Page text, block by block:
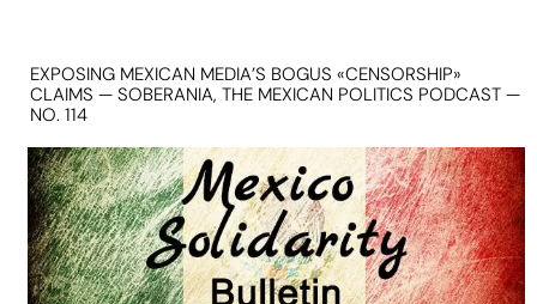
EXPOSING MEXICAN MEDIA’S BOGUS «CENSORSHIP»
CLAIMS — SOBERANIA, THE MEXICAN POLITICS PODCAST —
NO. 114